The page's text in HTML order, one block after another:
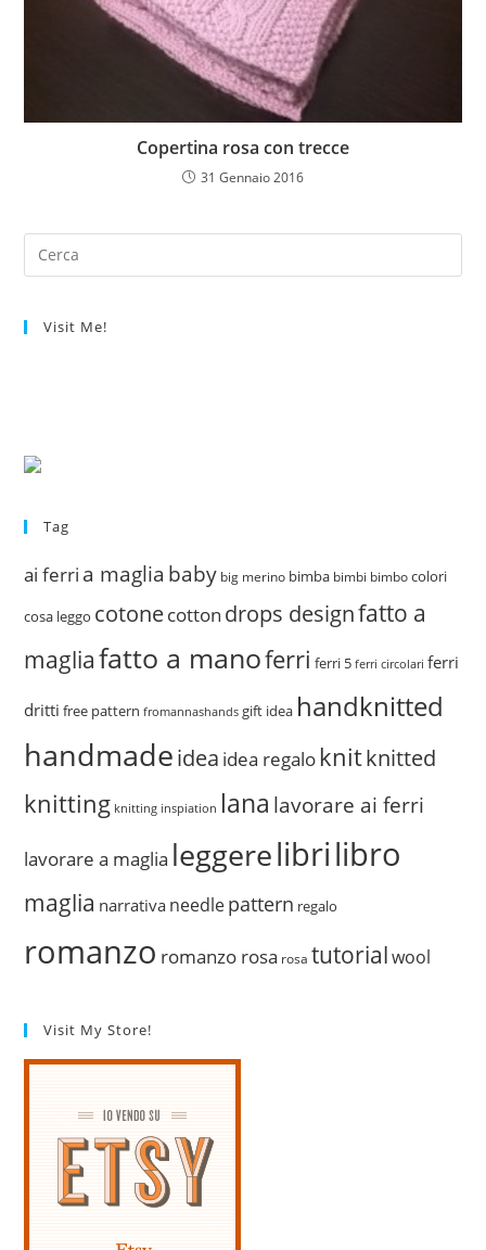
Copertina rosa con trecce
31 Gennaio 2016
Visit Me!
Tag
ai ferri a maglia baby big merino bimba bimbi bimbo colori
cosa leggo cotonecotton drops designfatto a
magliafatto a manoferri ferri 5 ferri circolari ferri
dritti free pattern fromannashands gift idea handknitted
handmadeidea idea regalo knitknitted
knitting knitting inspiation lana lavorare ai ferri
lavorare a maglia leggerelibrilibro
maglia narrativa needlepattern regalo
romanzo romanzo rosa rosa tutorial wool
Visit My Store!